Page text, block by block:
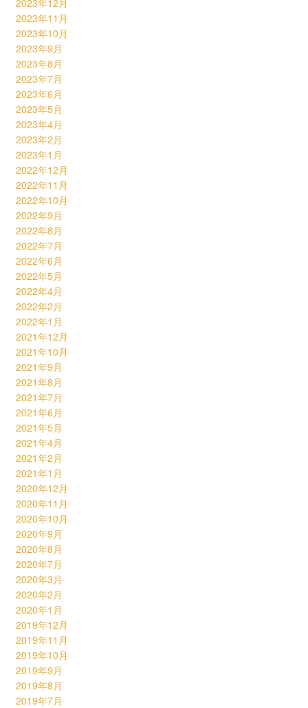
2023年12月
2023年11月
2023年10月
2023年9月
2023年8月
2023年7月
2023年6月
2023年5月
2023年4月
2023年2月
2023年1月
2022年12月
2022年11月
2022年10月
2022年9月
2022年8月
2022年7月
2022年6月
2022年5月
2022年4月
2022年2月
2022年1月
2021年12月
2021年10月
2021年9月
2021年8月
2021年7月
2021年6月
2021年5月
2021年4月
2021年2月
2021年1月
2020年12月
2020年11月
2020年10月
2020年9月
2020年8月
2020年7月
2020年3月
2020年2月
2020年1月
2019年12月
2019年11月
2019年10月
2019年9月
2019年8月
2019年7月